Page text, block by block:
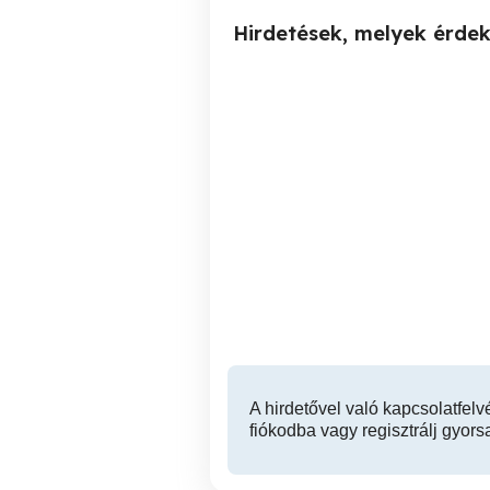
Hirdetések, melyek
A hirdetővel való
fiókodba vagy regisztrálj